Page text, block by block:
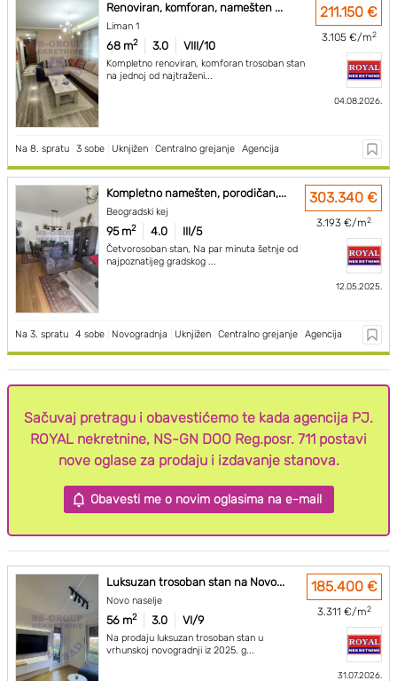
Renoviran, komforan, namešten ...
Liman 1
68 m2 3.0 VIII/10
Kompletno renoviran, komforan trosoban stan
na jednoj od najtraženi...
211.150 €
3.105 €/m2
04.08.2026.
Na 8. spratu 3 sobe Uknjižen Centralno grejanje Agencija
Kompletno namešten, porodičan,...
Beogradski kej
95 m2 4.0 III/5
Četvorosoban stan, Na par minuta šetnje od
najpoznatijeg gradskog ...
303.340 €
3.193 €/m2
12.05.2025.
Na 3. spratu 4 sobe Novogradnja Uknjižen Centralno grejanje Agencija
Sačuvaj pretragu i obavestićemo te kada agencija PJ.
ROYAL nekretnine, NS-GN DOO Reg.posr. 711 postavi
nove oglase za prodaju i izdavanje stanova.
Obavesti me o novim oglasima na e-mail
Luksuzan trosoban stan na Novo...
Novo naselje
56 m2 3.0 VI/9
Na prodaju luksuzan trosoban stan u
vrhunskoj novogradnji iz 2025. g...
185.400 €
3.311 €/m2
31.07.2026.